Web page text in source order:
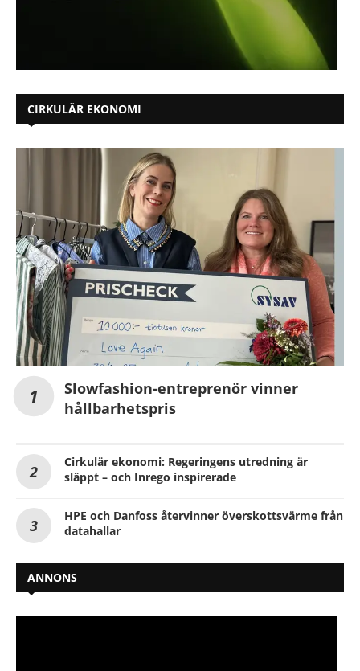
CIRKULÄR EKONOMI
Slowfashion-entreprenör vinner
hållbarhetspris
Cirkulär ekonomi: Regeringens utredning är
släppt – och Inrego inspirerade
HPE och Danfoss återvinner överskottsvärme från
datahallar
ANNONS